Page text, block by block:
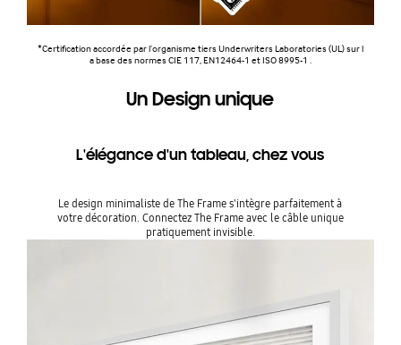
*Certification accordée par l’organisme tiers Underwriters Laboratories (UL) sur l
a base des normes CIE 117, EN12464-1 et ISO 8995-1 .
Un Design unique
L'élégance d'un tableau, chez vous
Le design minimaliste de The Frame s'intègre parfaitement à
votre décoration. Connectez The Frame avec le câble unique
pratiquement invisible.